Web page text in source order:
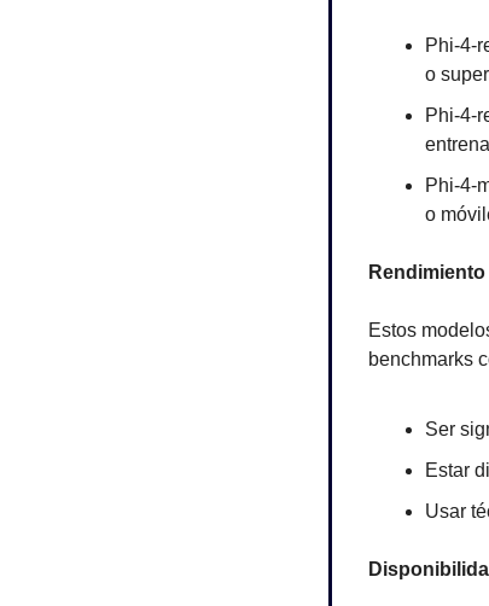
Phi-4-
o
Phi-4-
Phi-4-
o
Estos
benchmarks
Ser
Estar
Usar